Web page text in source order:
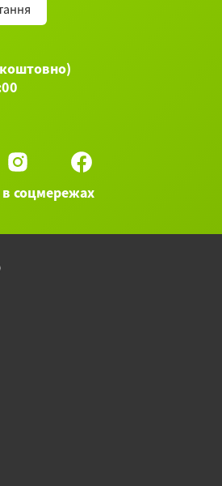
категории Английский
соцмережах